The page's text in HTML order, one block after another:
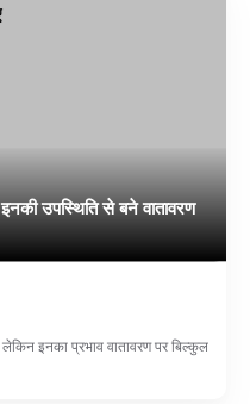
उपस्थिति से बने वातावरण
इनका प्रभाव वातावरण पर बिल्कुल